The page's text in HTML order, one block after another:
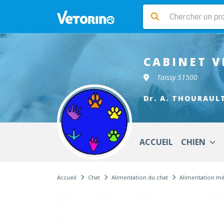
CABINET
Taissy 51500
Dr. A.
ACCUEIL CHIEN
Accueil Chat Alimentation du chat Alimentation